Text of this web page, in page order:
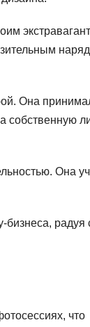
Она
собственную
Она
радуя
что